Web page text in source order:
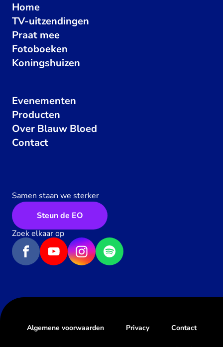
Home
TV-uitzendingen
Praat mee
Fotoboeken
Koningshuizen
Evenementen
Producten
Over Blauw Bloed
Contact
Samen staan we sterker
Steun de EO
Zoek elkaar op
Algemene voorwaarden Privacy Contact